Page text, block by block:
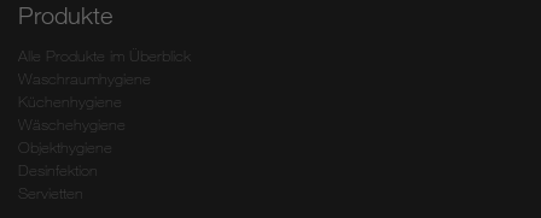
Produkte
Alle Produkte im Überblick
Waschraumhygiene
Küchenhygiene
Wäschehygiene
Objekthygiene
Desinfektion
Servietten